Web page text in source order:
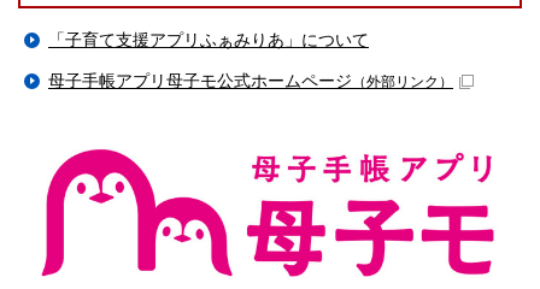
「子育て支援アプリふぁみりあ」について
母子手帳アプリ母子モ公式ホームページ （外部リンク）